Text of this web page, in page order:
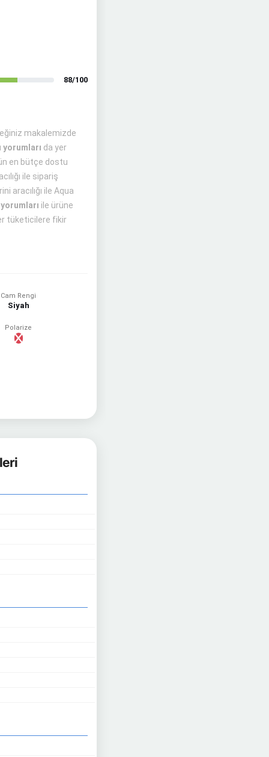
88/100
makalemizde
yorumları da yer
en bütçe dostu
ile sipariş
aracılığı ile Aqua
ile ürüne
tüketicilere fikir
Cam Rengi
Siyah
Polarize